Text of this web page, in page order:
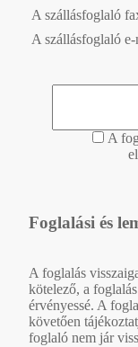
A szállásfoglaló
A szállásfoglaló
A
Foglalási és
A foglalás
kötelező, a
érvényessé. A
követően
foglaló nem jár